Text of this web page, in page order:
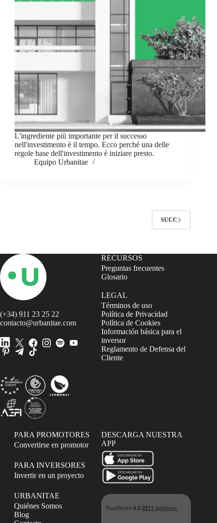
L'ingrediente più importante per il successo
nell'investimento è il tempo. Ecco perché una delle
regole base dell'investimento è iniziare presto.
Equipo Urbanitae
SUCC
(+34) 911 23 25 22
contacto@urbanitae.com
RECURSOS
Preguntas frecuentes
Glosario
LEGAL
Términos de uso
Política de Privacidad
Política de Cookies
Información básica para el
inversor
Reglamento de Defensa del
Cliente
PARA PROMOTORES
Convertirse en promotor
PARA INVERSORES
Invertir en un proyecto
URBANITAE
Quiénes Somos
Blog
DESCARGA NUESTRA
APP